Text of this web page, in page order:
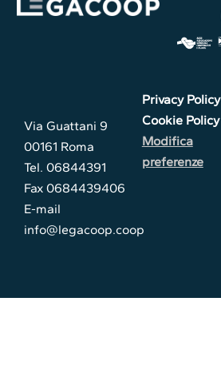
Via Guattani 9
00161 Roma
Tel. 06844391
Fax 0684439406
E-mail
info@legacoop.coop
Privacy Policy
Cookie Policy
Modifica
preferenze